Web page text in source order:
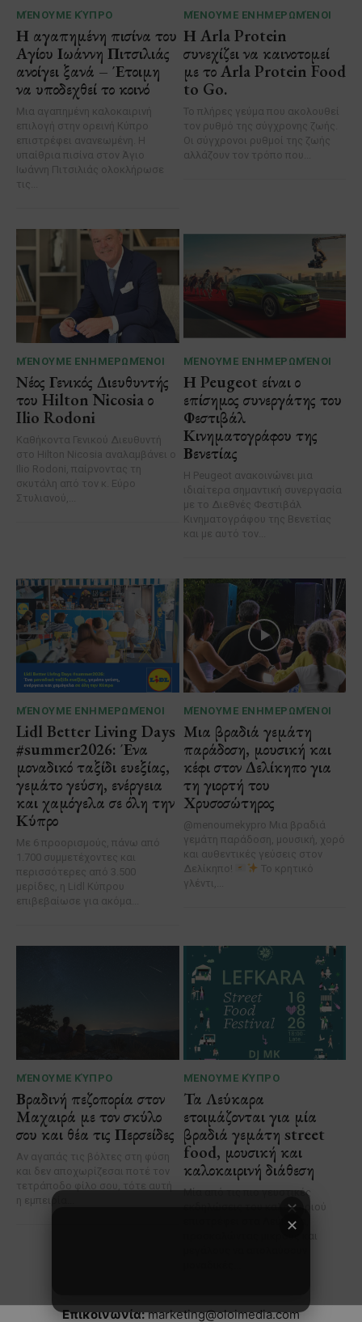
Επικοινωνία: marketing@oloimedia.com
✕